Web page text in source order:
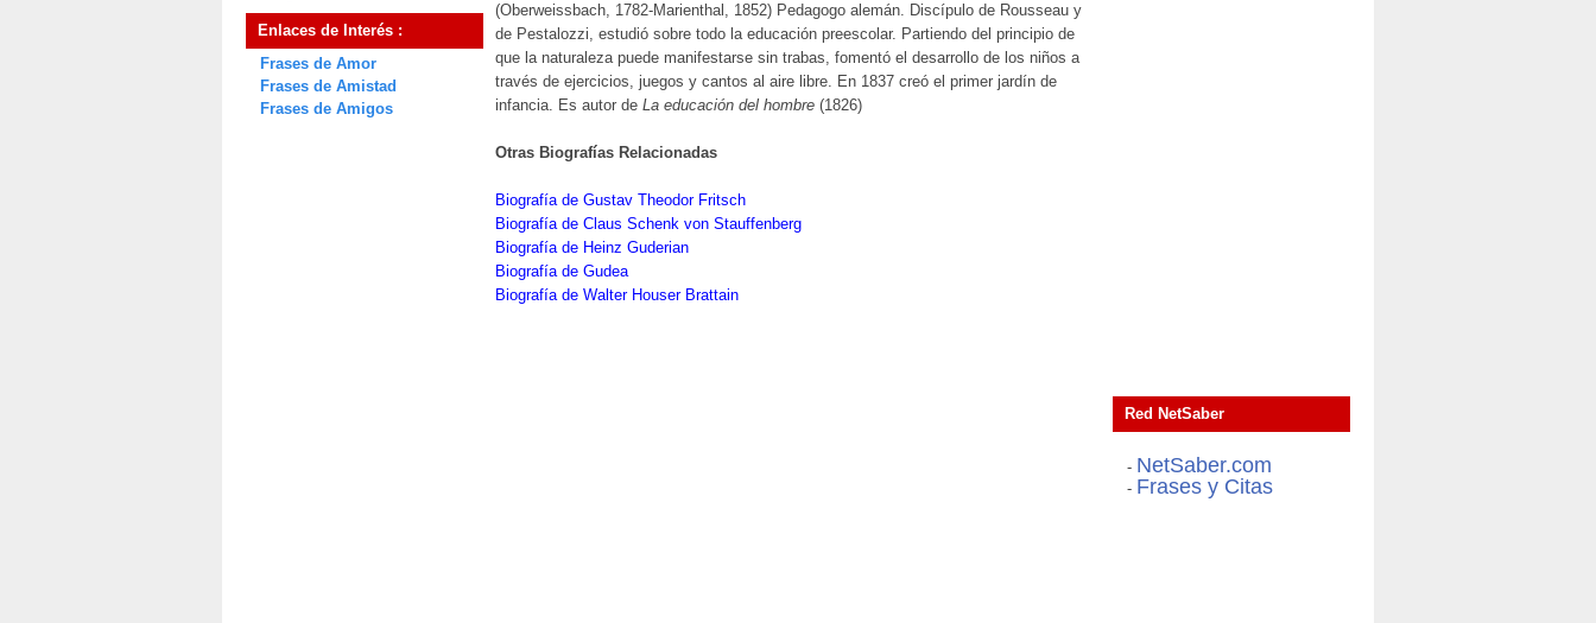
Enlaces de Interés :
Frases de Amor
Frases de Amistad
Frases de Amigos
(Oberweissbach, 1782-Marienthal, 1852) Pedagogo alemán. Discípulo de Rousseau y
de Pestalozzi, estudió sobre todo la educación preescolar. Partiendo del principio de
que la naturaleza puede manifestarse sin trabas, fomentó el desarrollo de los niños a
través de ejercicios, juegos y cantos al aire libre. En 1837 creó el primer jardín de
infancia. Es autor de La educación del hombre (1826)
Otras Biografías Relacionadas
Biografía de Gustav Theodor Fritsch
Biografía de Claus Schenk von Stauffenberg
Biografía de Heinz Guderian
Biografía de Gudea
Biografía de Walter Houser Brattain
Red NetSaber
- NetSaber.com
- Frases y Citas